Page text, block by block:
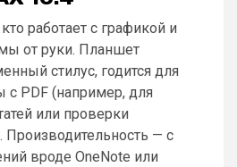
работает с графикой и
от руки. Планшет
стилус, годится для
с PDF (например, для
или проверки
Производительность — с
вроде OneNote или